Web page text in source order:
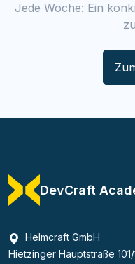
Jede Woche: Ein
DevCraft
Helmcraft GmbH
Hietzinger Hauptstraße 101/